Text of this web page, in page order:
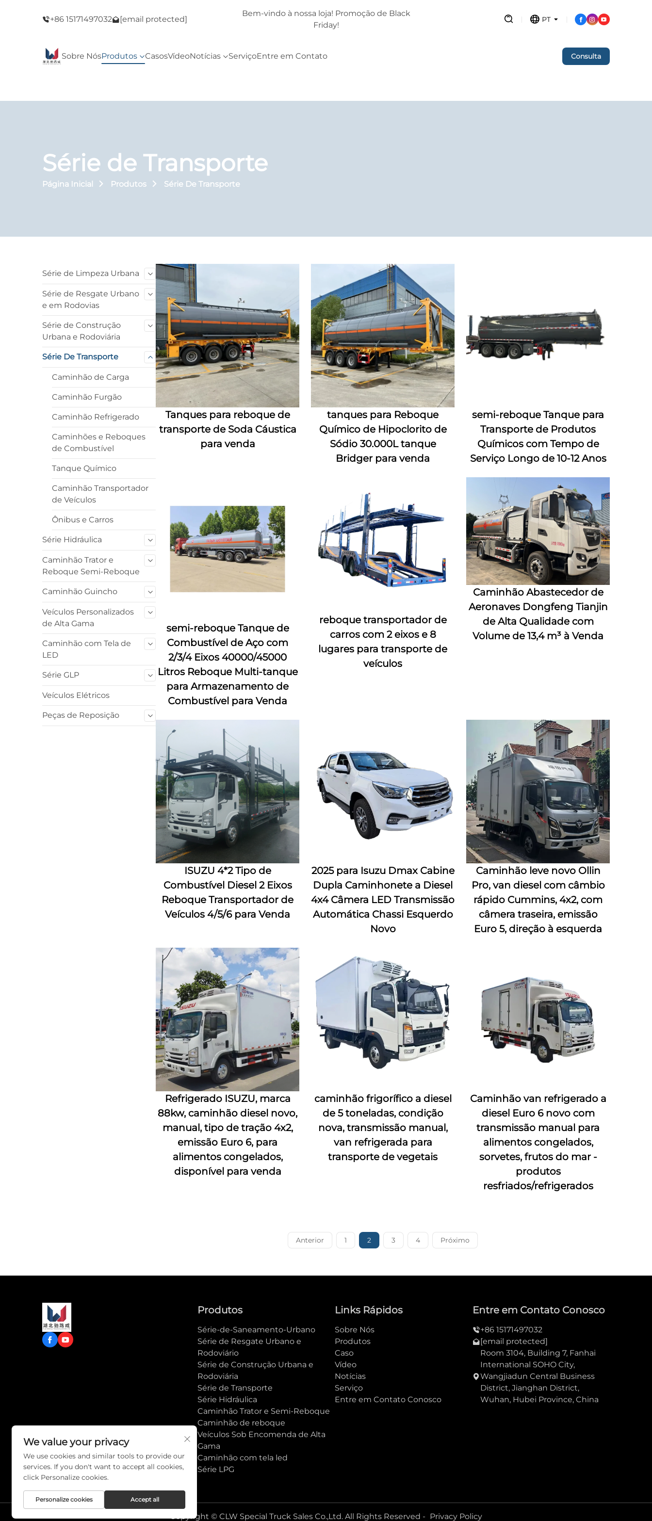
+86 15171497032 [email protected]
Friday!
Bem-vindo à nossa loja! Promoção de Black
Friday!
PT
Sobre NósProdutos CasosVídeoNotícias ServiçoEntre em Contato Consulta
Série de Transporte
Página Inicial Produtos Série De Transporte
Série de Limpeza Urbana
Série de Resgate Urbano
e em Rodovias
Série de Construção
Urbana e Rodoviária
Série De Transporte
Caminhão de Carga
Caminhão Furgão
Caminhão Refrigerado
Caminhões e Reboques
de Combustível
Tanque Químico
Caminhão Transportador
de Veículos
Ônibus e Carros
Série Hidráulica
Caminhão Trator e
Reboque Semi-Reboque
Caminhão Guincho
Veículos Personalizados
de Alta Gama
Caminhão com Tela de
LED
Série GLP
Veículos Elétricos
Peças de Reposição
Tanques para reboque de
transporte de Soda Cáustica
para venda
tanques para Reboque
Químico de Hipoclorito de
Sódio 30.000L tanque
Bridger para venda
semi-reboque Tanque para
Transporte de Produtos
Químicos com Tempo de
Serviço Longo de 10-12 Anos
semi-reboque Tanque de
Combustível de Aço com
2/3/4 Eixos 40000/45000
Litros Reboque Multi-tanque
para Armazenamento de
Combustível para Venda
reboque transportador de
carros com 2 eixos e 8
lugares para transporte de
veículos
Caminhão Abastecedor de
Aeronaves Dongfeng Tianjin
de Alta Qualidade com
Volume de 13,4 m³ à Venda
ISUZU 4*2 Tipo de
Combustível Diesel 2 Eixos
Reboque Transportador de
Veículos 4/5/6 para Venda
2025 para Isuzu Dmax Cabine
Dupla Caminhonete a Diesel
4x4 Câmera LED Transmissão
Automática Chassi Esquerdo
Novo
Caminhão leve novo Ollin
Pro, van diesel com câmbio
rápido Cummins, 4x2, com
câmera traseira, emissão
Euro 5, direção à esquerda
Refrigerado ISUZU, marca
88kw, caminhão diesel novo,
manual, tipo de tração 4x2,
emissão Euro 6, para
alimentos congelados,
disponível para venda
caminhão frigorífico a diesel
de 5 toneladas, condição
nova, transmissão manual,
van refrigerada para
transporte de vegetais
Caminhão van refrigerado a
diesel Euro 6 novo com
transmissão manual para
alimentos congelados,
sorvetes, frutos do mar -
produtos
resfriados/refrigerados
Anterior 1 2 3 4 Próximo
Produtos
Série-de-Saneamento-Urbano
Série de Resgate Urbano e
Rodoviário
Série de Construção Urbana e
Rodoviária
Série de Transporte
Série Hidráulica
Caminhão Trator e Semi-Reboque
Caminhão de reboque
Veículos Sob Encomenda de Alta
Gama
Caminhão com tela led
Série LPG
Links Rápidos
Sobre Nós
Produtos
Caso
Vídeo
Notícias
Serviço
Entre em Contato Conosco
Entre em Contato Conosco
+86 15171497032
[email protected]
Room 3104, Building 7, Fanhai
International SOHO City,
Wangjiadun Central Business
District, Jianghan District,
Wuhan, Hubei Province, China
Copyright © CLW Special Truck Sales Co.,Ltd. All Rights Reserved - Privacy Policy
We value your privacy
We use cookies and similar tools to provide our
services. If you don't want to accept all cookies,
click Personalize cookies.
Personalize cookies Accept all